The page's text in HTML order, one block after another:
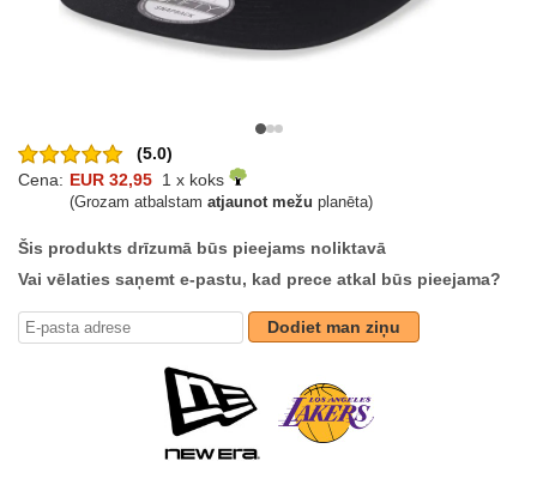
(5.0)
Cena: EUR 32,95 1 x koks
(Grozam atbalstam atjaunot mežu planēta)
Šis produkts drīzumā būs pieejams noliktavā
Vai vēlaties saņemt e-pastu, kad prece atkal būs pieejama?
Dodiet man ziņu